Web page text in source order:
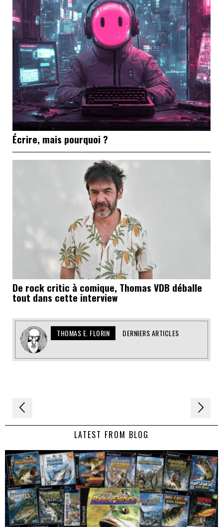
Écrire, mais pourquoi ?
De rock critic à comique, Thomas VDB déballe
tout dans cette interview
THOMAS E. FLORIN DERNIERS ARTICLES
Navigation
de LATEST FROM BLOG